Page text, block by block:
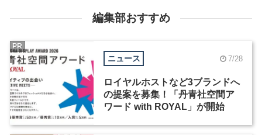
編集部おすすめ
ニュース 7/28
ロイヤルホストなど3ブランドへ
の提案を募集！「丹青社空間ア
ワード with ROYAL」が開始
PR